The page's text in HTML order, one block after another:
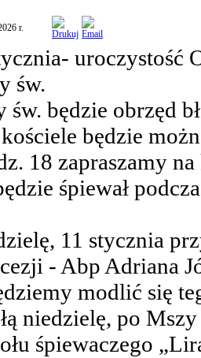
r.
uroczystość
św.
będzie obrzęd
będzie
18 zapraszamy
śpiewał
11 stycznia
- Abp Adriana
modlić się
niedzielę, po
śpiewaczego